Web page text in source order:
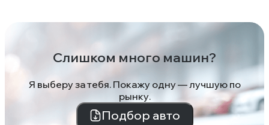
Слишком много машин?
Я выберу за тебя. Покажу одну — лучшую по
рынку.
Подбор авто